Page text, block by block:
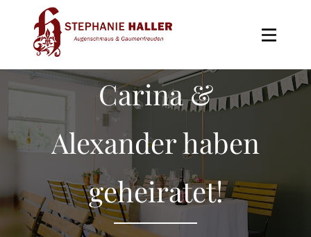
content
Carina &
Alexander haben
geheiratet!